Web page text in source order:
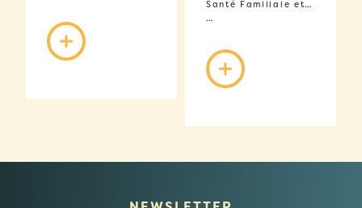
Santé Familiale et…
…